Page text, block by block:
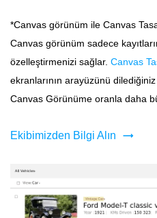
*Canvas görünüm ile Canvas
Canvas görünüm sadece
özelleştirmenizi sağlar. Canvas
ekranlarının arayüzünü
Canvas Görünüme oranla daha
Ekibimizden Bilgi Alın